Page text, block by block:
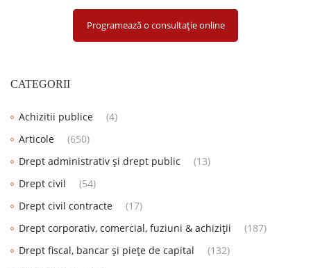
Programează o consultație online
CATEGORII
Achizitii publice
(4)
Articole
(650)
Drept administrativ și drept public
(13)
Drept civil
(54)
Drept civil contracte
(17)
Drept corporativ, comercial, fuziuni & achiziții
(187)
Drept fiscal, bancar și piețe de capital
(132)